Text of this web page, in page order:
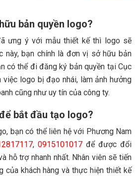
bản quyền logo?
ưng ý với mẫu thiết kế thì logo sẽ
này, bạn chính là đơn vị sở hữu bản
có thể đi đăng ký bản quyền tại Cục
việc logo bị đạo nhái, làm ảnh hưởng
cũng như uy tín của công ty.
bắt đầu tạo logo?
bạn có thể liên hệ với Phương Nam
, 0915101017 để được đổi
hỗ trợ nhanh nhất. Nhân viên sẽ tiến
của khách hàng và thực hiện thiết kế